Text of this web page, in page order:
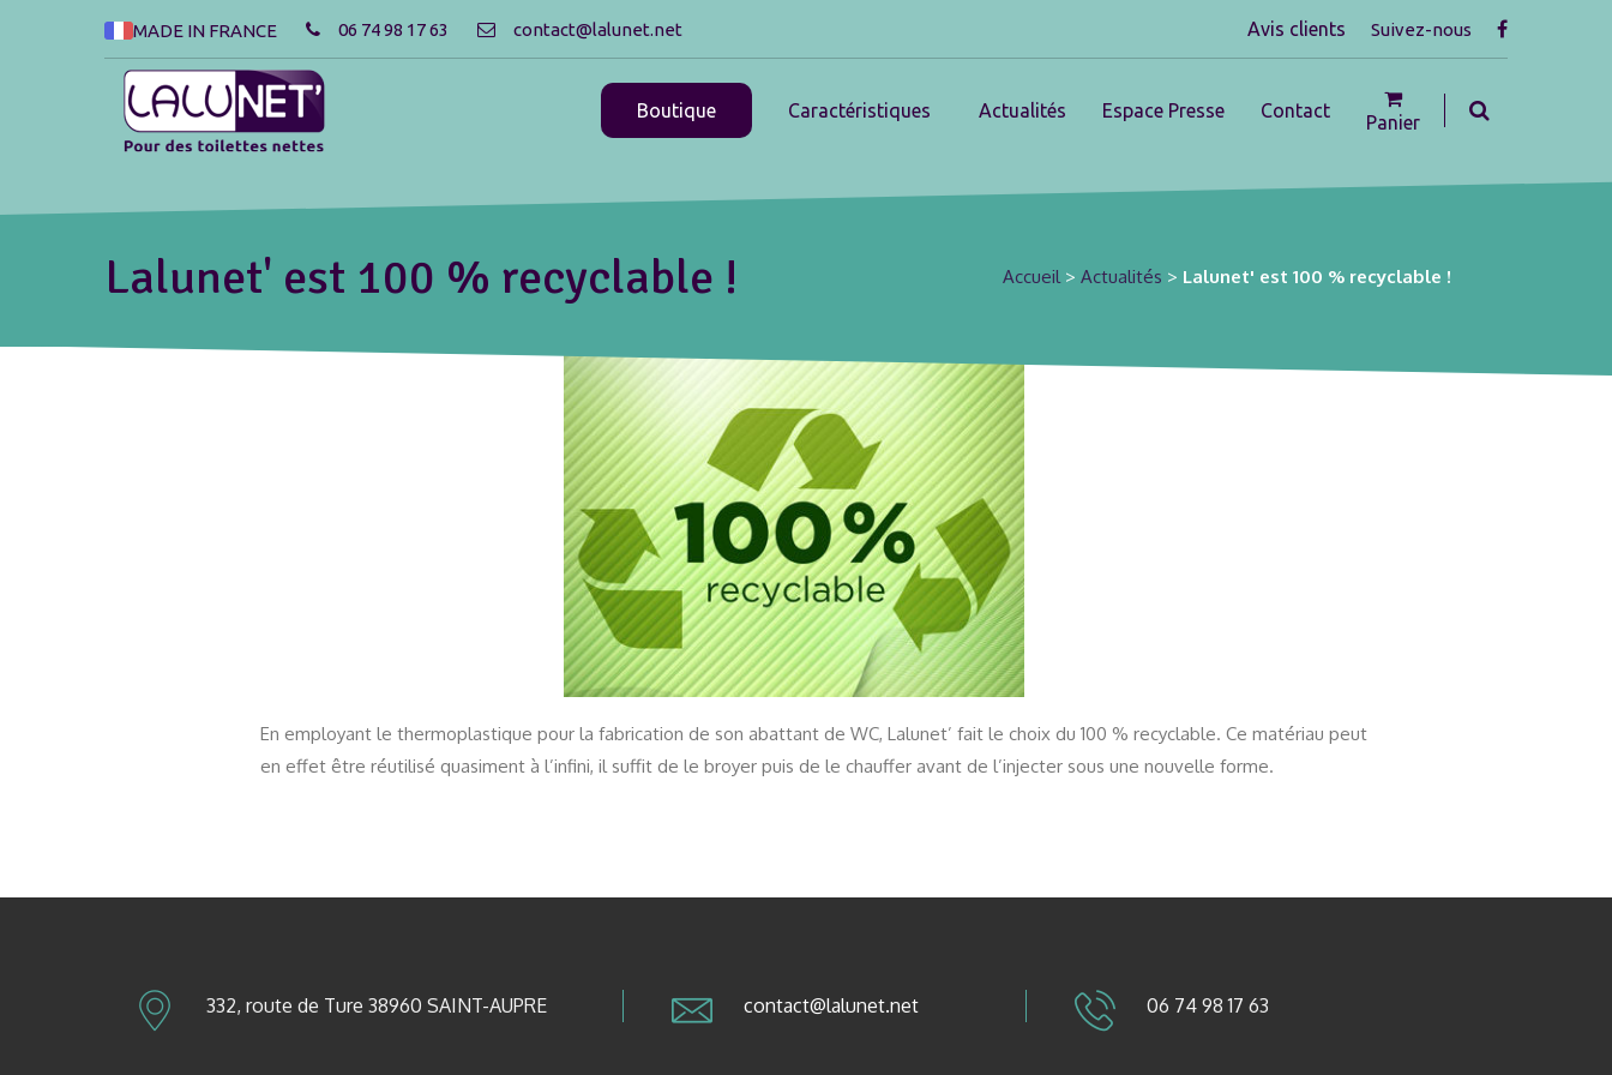
MADE IN FRANCE 06 74 98 17 63 contact@lalunet.net Avis clients Suivez-nous
Boutique Caractéristiques Actualités Espace Presse Contact
Panier
Lalunet' est 100 % recyclable ! Accueil> Actualités > Lalunet' est 100 % recyclable !
En employant le thermoplastique pour la fabrication de son abattant de WC, Lalunet’ fait le choix du 100 % recyclable. Ce matériau peut
en effet être réutilisé quasiment à l’infini, il suffit de le broyer puis de le chauffer avant de l’injecter sous une nouvelle forme.
332, route de Ture 38960 SAINT-AUPRE contact@lalunet.net 06 74 98 17 63